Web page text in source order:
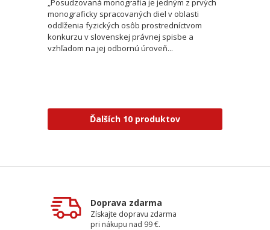
„Posudzovaná monografia je jedným z prvých
monograficky spracovaných diel v oblasti
oddlženia fyzických osôb prostredníctvom
konkurzu v slovenskej právnej spisbe a
vzhľadom na jej odbornú úroveň...
Ďalších 10 produktov
Doprava zdarma
Získajte dopravu zdarma
pri nákupu nad 99 €.